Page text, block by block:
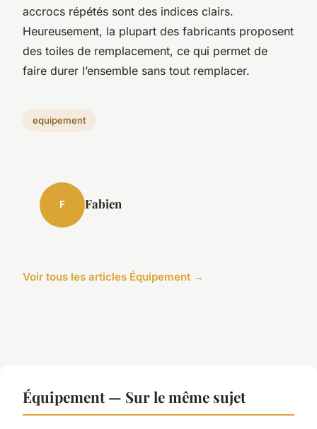
accrocs répétés sont des indices clairs.
Heureusement, la plupart des fabricants proposent
des toiles de remplacement, ce qui permet de
faire durer l’ensemble sans tout remplacer.
equipement
F Fabien
Voir tous les articles Équipement →
Équipement — Sur le même sujet